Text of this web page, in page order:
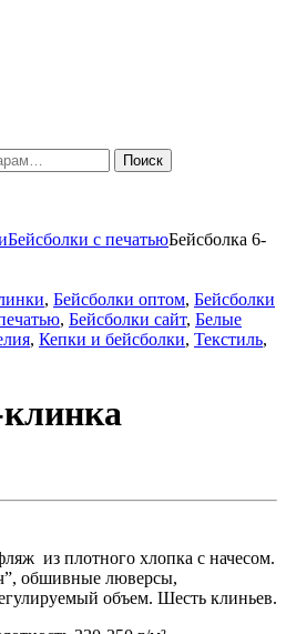
Поиск
Бейсболки с печатьюБейсболка 6-
, Бейсболки оптом, Бейсболки
, Бейсболки сайт, Белые
, Кепки и бейсболки, Текстиль,
из плотного хлопка с начесом.
обшивные люверсы,
объем. Шесть клиньев.